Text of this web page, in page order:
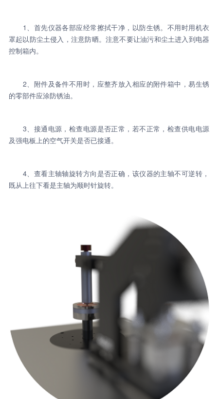
1、首先仪器各部应经常擦拭干净，以防生锈。不用时用机衣
罩起以防尘土侵入，注意防晒。注意不要让油污和尘土进入到电器
控制箱内。
2、附件及备件不用时，应整齐放入相应的附件箱中，易生锈
的零部件应涂防锈油。
3、接通电源，检查电源是否正常，若不正常，检查供电电源
及强电板上的空气开关是否已接通。
4、查看主轴轴旋转方向是否正确，该仪器的主轴不可逆转，
既从上往下看是主轴为顺时针旋转。